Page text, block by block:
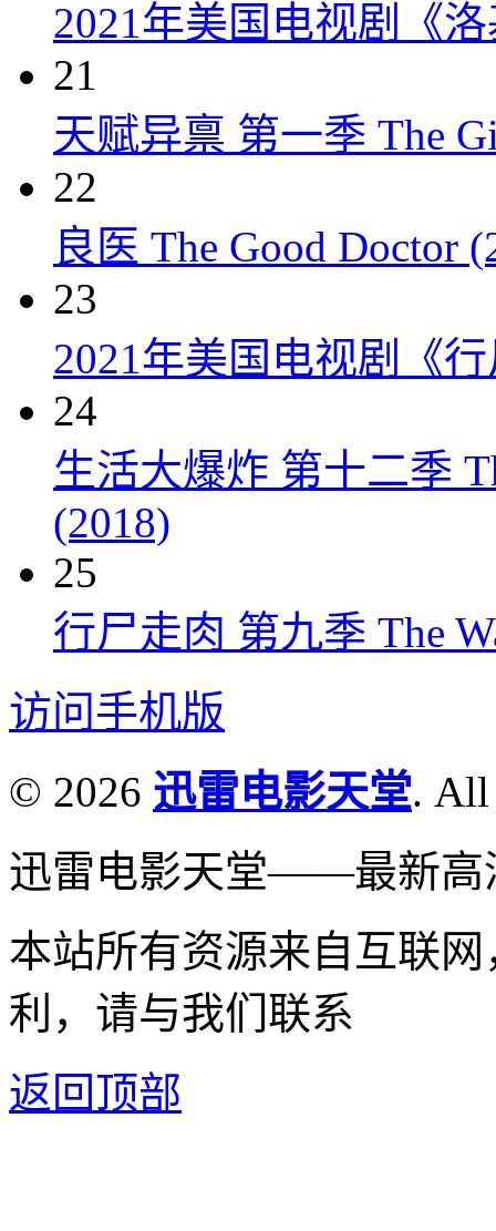
2021年美国电视剧《
21
天赋异禀 第一季 The
22
良医 The Good Doctor
23
2021年美国电视剧《
24
生活大爆炸 第十二季
(2018)
25
行尸走肉 第九季 The
访问手机版
© 2026 迅雷电影天堂. All
迅雷电影天堂——最新高
本站所有资源来自互联
利，请与我们联系
返回顶部